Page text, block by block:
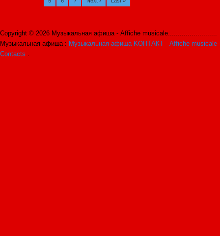
Copyright © 2026 Музыкальная афиша - Affiche musicale.........................
Музыкальная афиша : Музыкальная афиша-KОНТАКТ - Affiche musicale-
Contacts .